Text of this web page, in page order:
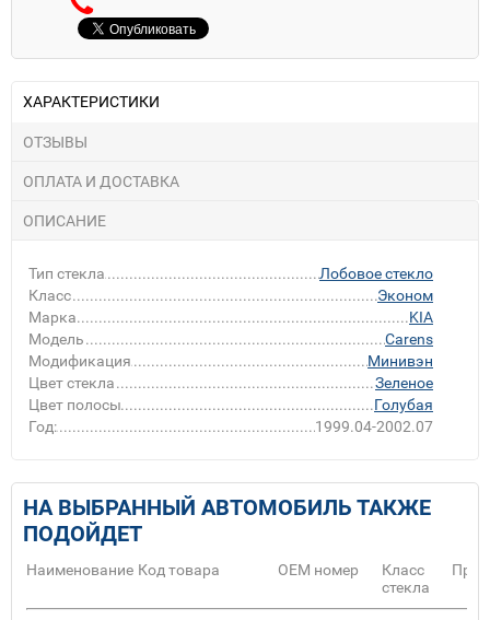
ХАРАКТЕРИСТИКИ
ОТЗЫВЫ
ОПЛАТА И ДОСТАВКА
ОПИСАНИЕ
Тип стекла
Лобовое стекло
Класс
Эконом
Марка
KIA
Модель
Carens
Модификация
Минивэн
Цвет стекла
Зеленое
Цвет полосы
Голубая
Год:
1999.04-2002.07
НА ВЫБРАННЫЙ АВТОМОБИЛЬ ТАКЖЕ
ПОДОЙДЕТ
Наименование Код товара ОЕМ номер
Класс
стекла